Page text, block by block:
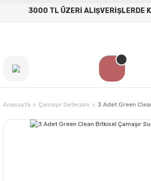
3000 TL ÜZERİ ALIŞVERİŞLERDE
Anasayfa Çamaşır Deterjanı 3 Adet Green